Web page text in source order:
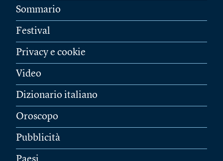
Sommario
Festival
Privacy e cookie
Video
Dizionario italiano
Oroscopo
Pubblicità